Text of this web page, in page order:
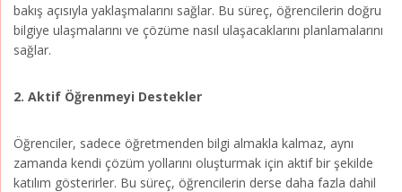
bakış açısıyla yaklaşmalarını sağlar. Bu süreç, öğrencilerin doğru
bilgiye ulaşmalarını ve çözüme nasıl ulaşacaklarını planlamalarını
sağlar.
2. Aktif Öğrenmeyi Destekler
Öğrenciler, sadece öğretmenden bilgi almakla kalmaz, aynı
zamanda kendi çözüm yollarını oluşturmak için aktif bir şekilde
katılım gösterirler. Bu süreç, öğrencilerin derse daha fazla dahil